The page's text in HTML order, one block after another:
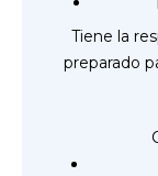
Tiene la
preparado